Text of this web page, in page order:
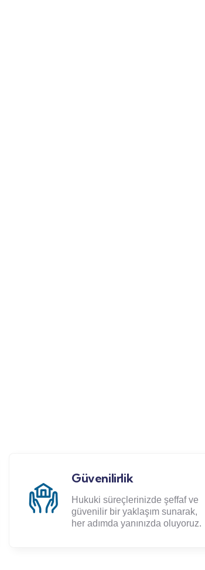
Çözüm Odaklılık
Her türlü hukuki ihtiyacınızda
etkin ve sonuç odaklı stratejiler
geliştirerek sizi destekliyoruz.